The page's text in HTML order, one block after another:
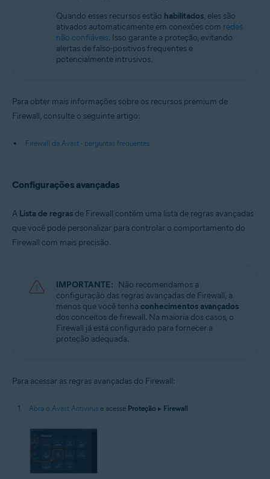
Quando esses recursos estão habilitados, eles são
ativados automaticamente em conexões com redes
não confiáveis. Isso garante a proteção, evitando
alertas de falso-positivos frequentes e
potencialmente intrusivos.
Para obter mais informações sobre os recursos premium de
Firewall, consulte o seguinte artigo:
Firewall da Avast - perguntas frequentes
Configurações avançadas
A Lista de regras de Firewall contém uma lista de regras avançadas
que você pode personalizar para controlar o comportamento do
Firewall com mais precisão.
IMPORTANTE: Não recomendamos a
configuração das regras avançadas de Firewall, a
menos que você tenha conhecimentos avançados
dos conceitos de firewall. Na maioria dos casos, o
Firewall já está configurado para fornecer a
proteção adequada.
Para acessar as regras avançadas do Firewall:
Abra o Avast Antivirus e acesse Proteção ▸ Firewall